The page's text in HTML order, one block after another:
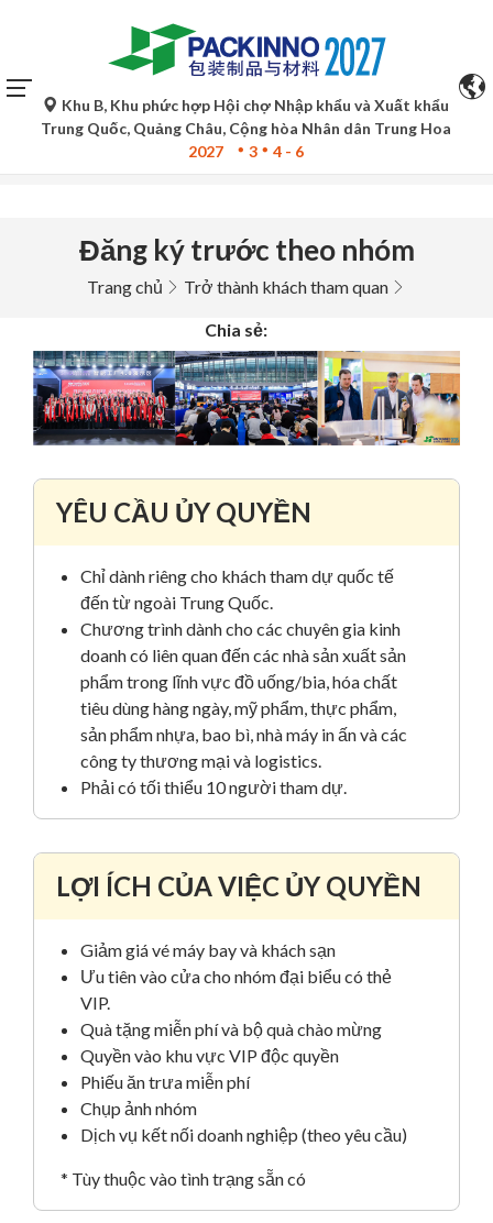
Bản dịch tự động của Google Translate chỉ mang tính chất
tham khảo và có thể không chính xác. Vui lòng tham khảo
bản gốc ngôn ngữ để biết thêm chi tiết.
Khu B, Khu phức hợp Hội chợ Nhập khẩu và Xuất khẩu
Trung Quốc, Quảng Châu, Cộng hòa Nhân dân Trung Hoa
2027
3 4 - 6
Đăng ký trước theo nhóm
Trang chủ Trở thành khách tham quan
Chia sẻ:
YÊU CẦU ỦY QUYỀN
Chỉ dành riêng cho khách tham dự quốc tế
đến từ ngoài Trung Quốc.
Chương trình dành cho các chuyên gia kinh
doanh có liên quan đến các nhà sản xuất sản
phẩm trong lĩnh vực đồ uống/bia, hóa chất
tiêu dùng hàng ngày, mỹ phẩm, thực phẩm,
sản phẩm nhựa, bao bì, nhà máy in ấn và các
công ty thương mại và logistics.
Phải có tối thiểu 10 người tham dự.
LỢI ÍCH CỦA VIỆC ỦY QUYỀN
Giảm giá vé máy bay và khách sạn
Ưu tiên vào cửa cho nhóm đại biểu có thẻ
VIP.
Quà tặng miễn phí và bộ quà chào mừng
Quyền vào khu vực VIP độc quyền
Phiếu ăn trưa miễn phí
Chụp ảnh nhóm
Dịch vụ kết nối doanh nghiệp (theo yêu cầu)
* Tùy thuộc vào tình trạng sẵn có